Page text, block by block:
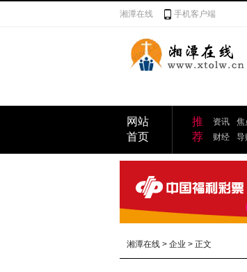
湘潭在线 手机客户端
网站
首页
推
荐
资讯
焦
财经
导
湘潭在线 > 企业 > 正文